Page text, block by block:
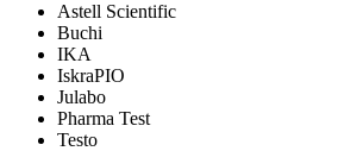
Astell Scientific
Buchi
IKA
IskraPIO
Julabo
Pharma Test
Testo